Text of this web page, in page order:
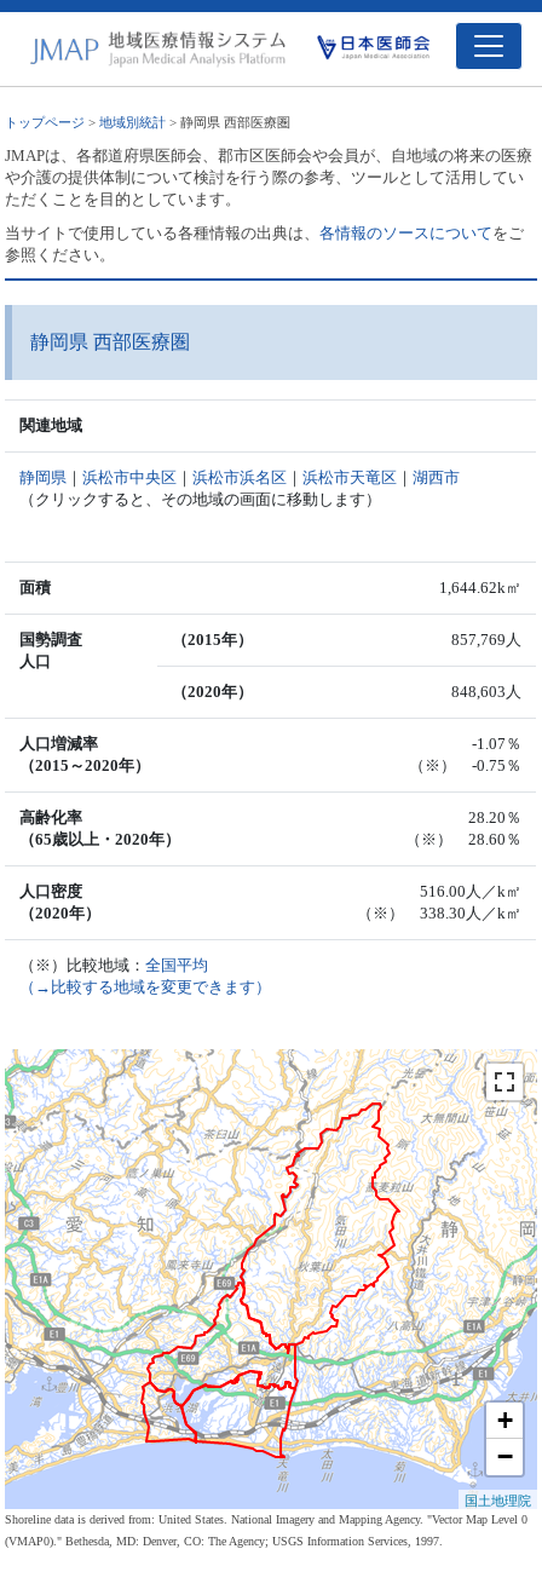
トップページ >地域別統計 > 静岡県 西部医療圏
JMAPは、各都道府県医師会、郡市区医師会や会員が、自地域の将来の医療
や介護の提供体制について検討を行う際の参考、ツールとして活用してい
ただくことを目的としています。
当サイトで使用している各種情報の出典は、各情報のソースについてをご
参照ください。
静岡県 西部医療圏
関連地域
静岡県 ｜浜松市中央区 ｜浜松市浜名区 ｜浜松市天竜区 ｜湖西市
（クリックすると、その地域の画面に移動します）
面積 1,644.62k㎡
国勢調査
人口
（2015年） 857,769人
（2020年） 848,603人
人口増減率
（2015～2020年）
-1.07％
（※） -0.75％
高齢化率
（65歳以上・2020年）
28.20％
（※） 28.60％
人口密度
（2020年）
516.00人／k㎡
（※） 338.30人／k㎡
（※）比較地域：全国平均
（→比較する地域を変更できます）
+
−
国土地理院
Shoreline data is derived from: United States. National Imagery and Mapping Agency. "Vector Map Level 0
(VMAP0)." Bethesda, MD: Denver, CO: The Agency; USGS Information Services, 1997.